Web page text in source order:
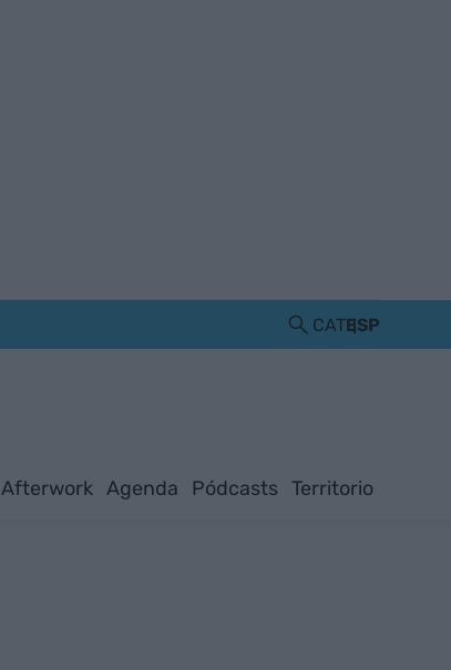
CATESP
Afterwork Agenda Pódcasts Territorio